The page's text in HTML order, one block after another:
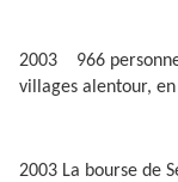
2003 966
villages alentour,
2003 La bourse de